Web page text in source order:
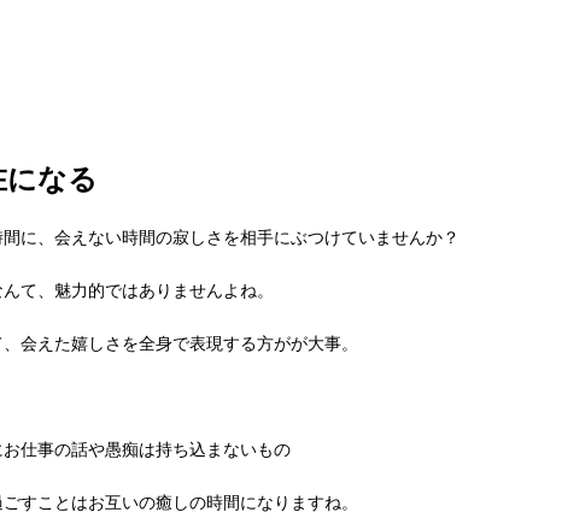
なる
に、会えない時間の寂しさを相手にぶつけていませんか？
て、魅力的ではありませんよね。
会えた嬉しさを全身で表現する方がが大事。
仕事の話や愚痴は持ち込まないもの
すことはお互いの癒しの時間になりますね。